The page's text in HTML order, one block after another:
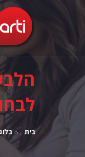
בית